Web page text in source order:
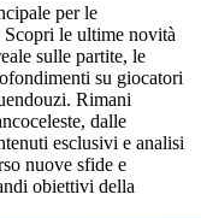
per le
le ultime novità
sulle partite, le
su giocatori
Rimani
dalle
esclusivi e analisi
nuove sfide e
obiettivi della